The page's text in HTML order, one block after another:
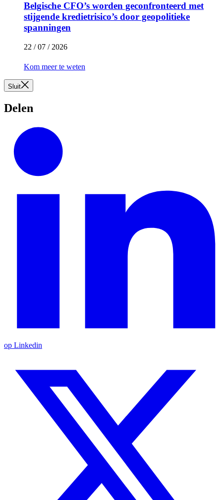
Belgische CFO’s worden geconfronteerd met
stijgende kredietrisico’s door geopolitieke
spanningen
22 / 07 / 2026
Kom meer te weten
Sluit
Delen
op Linkedin